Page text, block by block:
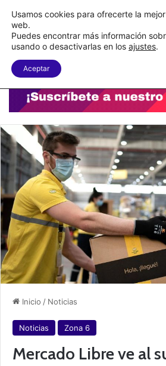
Menu
Inicio / Noticias
Noticias Zona 6
Mercado Libre ve al
Usamos cookies para ofrecerte la
web.
Puedes encontrar más información
usando o desactivarlas en los ajustes.
Aceptar